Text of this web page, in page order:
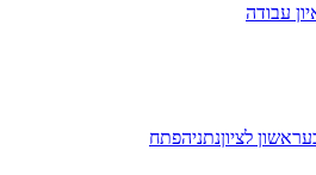
עבודה
ראשון לציוןנתניהפתח